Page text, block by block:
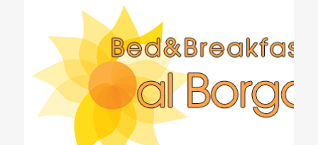
perfetta combinazione di modernità e rispetto per
la storia. Sin dall’ingresso è infatti possibile
respirare un’aria che rimanda al passato e fa
rivivere in un’atmosfera di charme il calore di una
casa d’epoca. La posizione privilegiata, a ridosso
dei Sassi e contigua ad uno dei principali accessi
agli antichi rioni, consente un approccio immediato
alle bellezze della città. Da qui, infatti, si gode
appieno lo splendido scenario dei Sassi di Matera.
Charme, stile ed eleganza sono gli elementi che